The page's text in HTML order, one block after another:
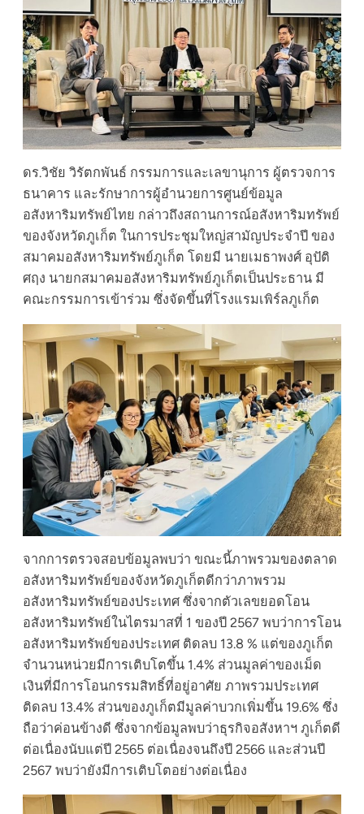
ดร.วิชัย วิรัตกพันธ์ กรรมการและเลขานุการ ผู้ตรวจการ
ธนาคาร และรักษาการผู้อำนวยการศูนย์ข้อมูล
อสังหาริมทรัพย์ไทย กล่าวถึงสถานการณ์อสังหาริมทรัพย์
ของจังหวัดภูเก็ต ในการประชุมใหญ่สามัญประจำปี ของ
สมาคมอสังหาริมทรัพย์ภูเก็ต โดยมี นายเมธาพงศ์ อุปัติ
ศฤง นายกสมาคมอสังหาริมทรัพย์ภูเก็ตเป็นประธาน มี
คณะกรรมการเข้าร่วม ซึ่งจัดขึ้นที่โรงแรมเพิร์ลภูเก็ต
จากการตรวจสอบข้อมูลพบว่า ขณะนี้ภาพรวมของตลาด
อสังหาริมทรัพย์ของจังหวัดภูเก็ตดีกว่าภาพรวม
อสังหาริมทรัพย์ของประเทศ ซึ่งจากตัวเลขยอดโอน
อสังหาริมทรัพย์ในไตรมาสที่ 1 ของปี 2567 พบว่าการโอน
อสังหาริมทรัพย์ของประเทศ ติดลบ 13.8 % แต่ของภูเก็ต
จำนวนหน่วยมีการเติบโตขึ้น 1.4% ส่วนมูลค่าของเม็ด
เงินที่มีการโอนกรรมสิทธิ์ที่อยู่อาศัย ภาพรวมประเทศ
ติดลบ 13.4% ส่วนของภูเก็ตมีมูลค่าบวกเพิ่มขึ้น 19.6% ซึ่ง
ถือว่าค่อนข้างดี ซึ่งจากข้อมูลพบว่าธุรกิจอสังหาฯ ภูเก็ตดี
ต่อเนื่องนับแต่ปี 2565 ต่อเนื่องจนถึงปี 2566 และส่วนปี
2567 พบว่ายังมีการเติบโตอย่างต่อเนื่อง